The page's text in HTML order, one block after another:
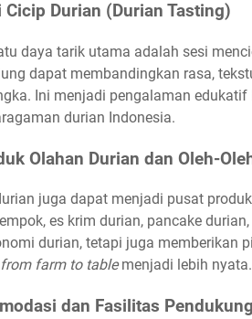
Cicip Durian (Durian Tasting)
daya tarik utama adalah sesi
dapat membandingkan rasa,
Ini menjadi pengalaman
durian Indonesia.
Olahan Durian dan Oleh-
juga dapat menjadi pusat
es krim durian, pancake
durian, tetapi juga memberikan
from farm to tablemenjadi lebih nyata.
dan Fasilitas Pendukung